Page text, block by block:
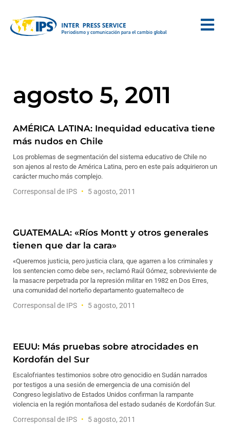
agosto 5, 2011
AMÉRICA LATINA: Inequidad educativa tiene
más nudos en Chile
Los problemas de segmentación del sistema educativo de Chile no
son ajenos al resto de América Latina, pero en este país adquirieron un
carácter mucho más complejo.
Corresponsal de IPS 5 agosto, 2011
GUATEMALA: «Ríos Montt y otros generales
tienen que dar la cara»
«Queremos justicia, pero justicia clara, que agarren a los criminales y
los sentencien como debe ser», reclamó Raúl Gómez, sobreviviente de
la masacre perpetrada por la represión militar en 1982 en Dos Erres,
una comunidad del norteño departamento guatemalteco de
Corresponsal de IPS 5 agosto, 2011
EEUU: Más pruebas sobre atrocidades en
Kordofán del Sur
Escalofriantes testimonios sobre otro genocidio en Sudán narrados
por testigos a una sesión de emergencia de una comisión del
Congreso legislativo de Estados Unidos confirman la rampante
violencia en la región montañosa del estado sudanés de Kordofán Sur.
Corresponsal de IPS 5 agosto, 2011